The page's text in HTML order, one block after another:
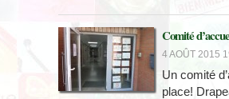
Comité
4 AOÛT 2015
Un comité
place!